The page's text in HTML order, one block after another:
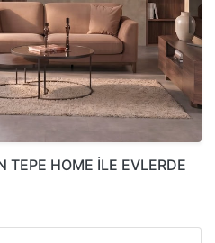
TEPE HOME İLE EVLERDE